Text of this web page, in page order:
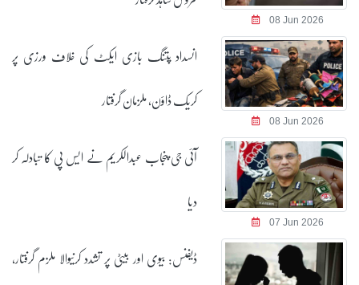
08 Jun 2026
08 Jun 2026
انسداد پتنگ بازی ایکٹ کی خلاف ورزی پر
کریک ڈاؤن، ملزمان گرفتار
07 Jun 2026
آئی جی پنجاب عبدالکریم نے ایس پی کا تبادلہ کر
دیا
ڈیفنس: بیوی اور بیٹی پر تشدد کرنیوالا ملزم گرفتار،